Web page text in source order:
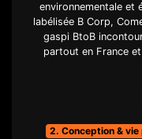
environnementale et
labélisée B Corp,
gaspi BtoB
partout en France
2. Conception &